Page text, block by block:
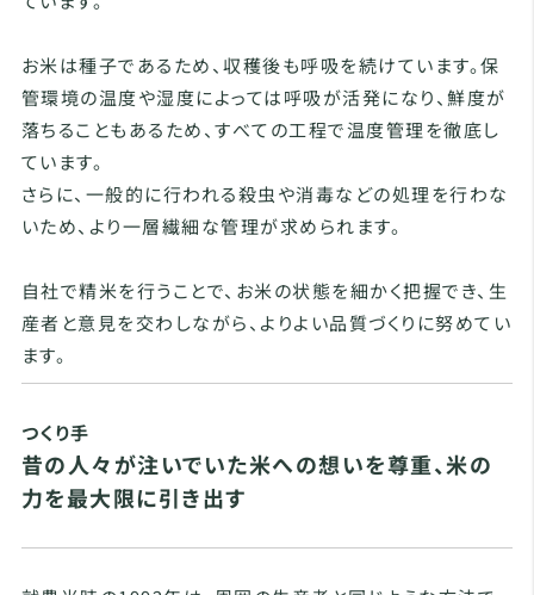
お米は種子であるため、収穫後も呼吸を続けています。保
管環境の温度や湿度によっては呼吸が活発になり、鮮度が
落ちることもあるため、すべての工程で温度管理を徹底し
ています。
さらに、一般的に行われる殺虫や消毒などの処理を行わな
いため、より一層繊細な管理が求められます。
自社で精米を行うことで、お米の状態を細かく把握でき、生
産者と意見を交わしながら、よりよい品質づくりに努めてい
ます。
つくり手
昔の人々が注いでいた米への想いを尊重、米の
力を最大限に引き出す